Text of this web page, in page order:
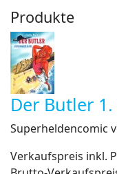
Produkte
Der Butler
Superheldencomic
Verkaufspreis inkl.